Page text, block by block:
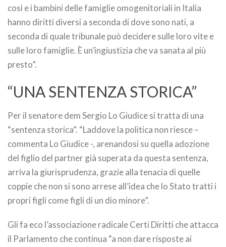
così e i bambini delle famiglie omogenitoriali in Italia
hanno diritti diversi a seconda di dove sono nati, a
seconda di quale tribunale può decidere sulle loro vite e
sulle loro famiglie. È un’ingiustizia che va sanata al più
presto”.
“UNA SENTENZA STORICA”
Per il senatore dem Sergio Lo Giudice si tratta di una
“sentenza storica”. “Laddove la politica non riesce –
commenta Lo Giudice -, arenandosi su quella adozione
del figlio del partner già superata da questa sentenza,
arriva la giurisprudenza, grazie alla tenacia di quelle
coppie che non si sono arrese all’idea che lo Stato tratti i
propri figli come figli di un dio minore”.
Gli fa eco l’associazione radicale Certi Diritti che attacca
il Parlamento che continua “a non dare risposte ai